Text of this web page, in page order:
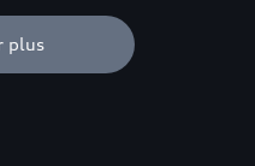
plus